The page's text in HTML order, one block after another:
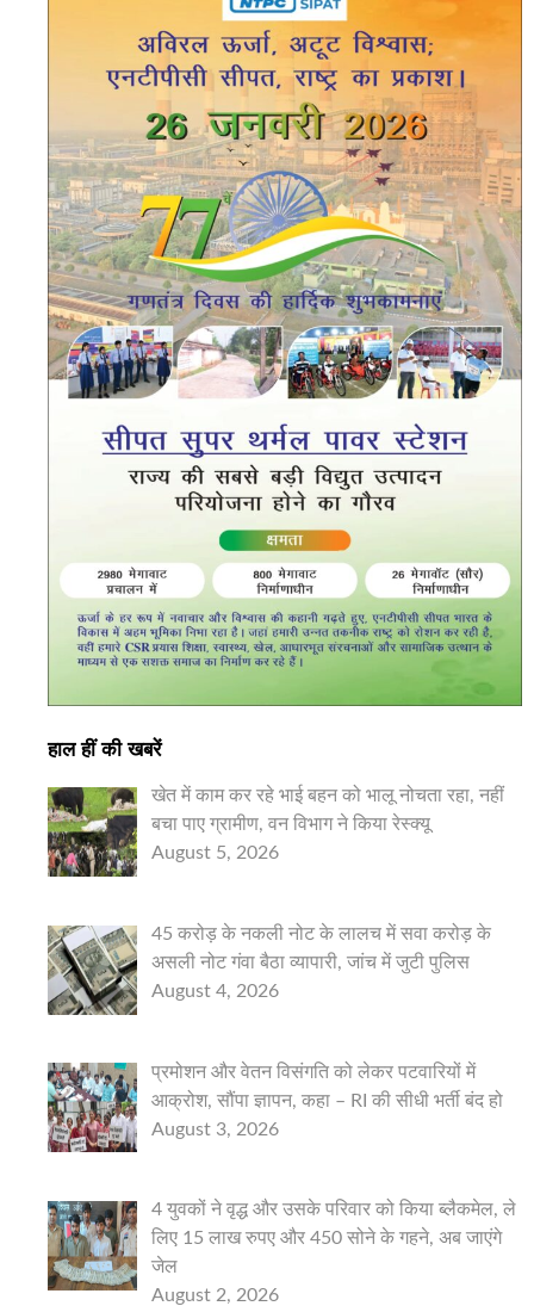
हाल हीं की खबरें
खेत में काम कर रहे भाई बहन को भालू नोचता रहा, नहीं
बचा पाए ग्रामीण, वन विभाग ने किया रेस्क्यू
August 5, 2026
45 करोड़ के नकली नोट के लालच में सवा करोड़ के
असली नोट गंवा बैठा व्यापारी, जांच में जुटी पुलिस
August 4, 2026
प्रमोशन और वेतन विसंगति को लेकर पटवारियों में
आक्रोश, सौंपा ज्ञापन, कहा – RI की सीधी भर्ती बंद हो
August 3, 2026
4 युवकों ने वृद्ध और उसके परिवार को किया ब्लैकमेल, ले
लिए 15 लाख रुपए और 450 सोने के गहने, अब जाएंगे
जेल
August 2, 2026